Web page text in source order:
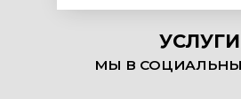
УСЛУГИ
МЫ В